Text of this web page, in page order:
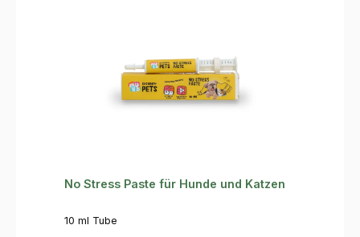
No Stress Paste für Hunde und Katzen
10 ml Tube